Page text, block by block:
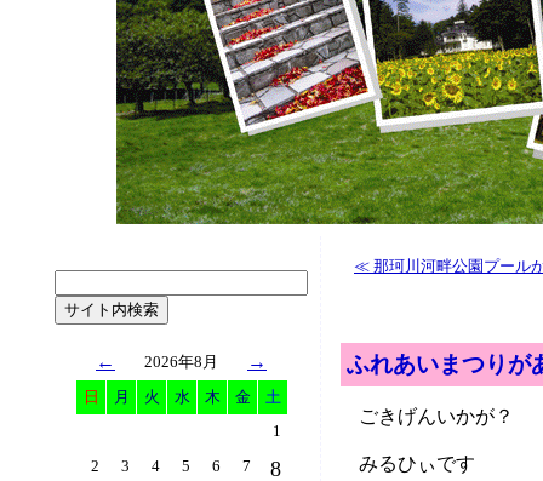
← 2026年8月 →
日 月 火 水 木 金
土
1
2
3 4 5 6 7 8
≪ 那珂川河畔公園プール
ふれあいまつりが
ごきげんいかが？
みるひぃです